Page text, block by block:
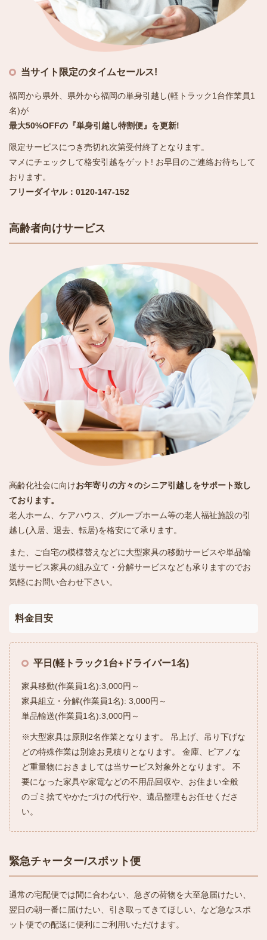
当サイト限定のタイムセールス!
福岡から県外、県外から福岡の単身引越し(軽トラック1台作業員1
名)が
最大50%OFFの『単身引越し特割便』を更新!
限定サービスにつき売切れ次第受付終了となります。
マメにチェックして格安引越をゲット! お早目のご連絡お待ちして
おります。
フリーダイヤル：0120-147-152
高齢者向けサービス
高齢化社会に向けお年寄りの方々のシニア引越しをサポート致し
ております。
老人ホーム、ケアハウス、グループホーム等の老人福祉施設の引
越し(入居、退去、転居)を格安にて承ります。
また、ご自宅の模様替えなどに大型家具の移動サービスや単品輸
送サービス家具の組み立て・分解サービスなども承りますのでお
気軽にお問い合わせ下さい。
料金目安
平日 (軽トラック1台+ ドライバー1名)
家具移動(作業員1名):3,000円～
家具組立・分解(作業員1名): 3,000円～
単品輸送(作業員1名):3,000円～
※大型家具は原則2名作業となります。 吊上げ、吊り下げな
どの特殊作業は別途お見積りとなります。 金庫、ピアノな
ど重量物におきましては当サービス対象外となります。 不
要になった家具や家電などの不用品回収や、お住まい全般
のゴミ捨てやかたづけの代行や、遺品整理もお任せくださ
い。
緊急チャーター/スポット便
通常の宅配便では間に合わない、急ぎの荷物を大至急届けたい、
翌日の朝一番に届けたい、引き取ってきてほしい、など急なスポ
ット便での配送に便利にご利用いただけます。